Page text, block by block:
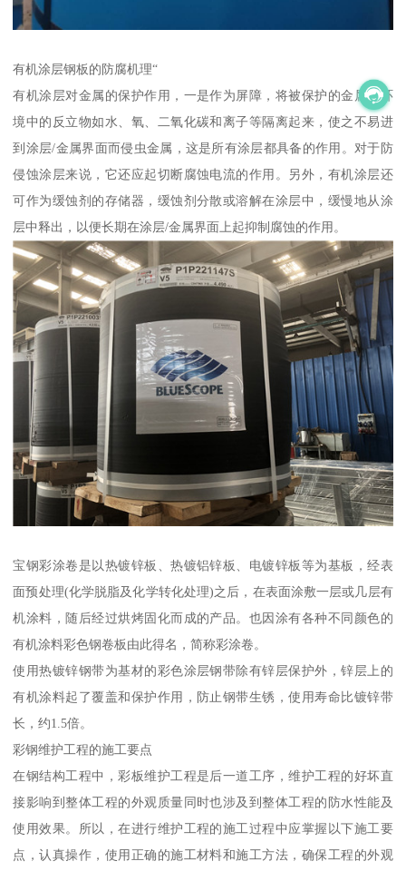
有机涂层钢板的防腐机理“
有机涂层对金属的保护作用，一是作为屏障，将被保护的金属与环
境中的反立物如水、氧、二氧化碳和离子等隔离起来，使之不易进
到涂层/金属界面而侵虫金属，这是所有涂层都具备的作用。对于防
侵蚀涂层来说，它还应起切断腐蚀电流的作用。另外，有机涂层还
可作为缓蚀剂的存储器，缓蚀剂分散或溶解在涂层中，缓慢地从涂
层中释出，以便长期在涂层/金属界面上起抑制腐蚀的作用。
宝钢彩涂卷是以热镀锌板、热镀铝锌板、电镀锌板等为基板，经表
面预处理(化学脱脂及化学转化处理)之后，在表面涂敷一层或几层有
机涂料，随后经过烘烤固化而成的产品。也因涂有各种不同颜色的
有机涂料彩色钢卷板由此得名，简称彩涂卷。
使用热镀锌钢带为基材的彩色涂层钢带除有锌层保护外，锌层上的
有机涂料起了覆盖和保护作用，防止钢带生锈，使用寿命比镀锌带
长，约1.5倍。
彩钢维护工程的施工要点
在钢结构工程中，彩板维护工程是后一道工序，维护工程的好坏直
接影响到整体工程的外观质量同时也涉及到整体工程的防水性能及
使用效果。所以，在进行维护工程的施工过程中应掌握以下施工要
点，认真操作，使用正确的施工材料和施工方法，确保工程的外观